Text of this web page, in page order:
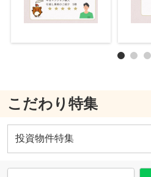
こだわり特集
投資物件特集